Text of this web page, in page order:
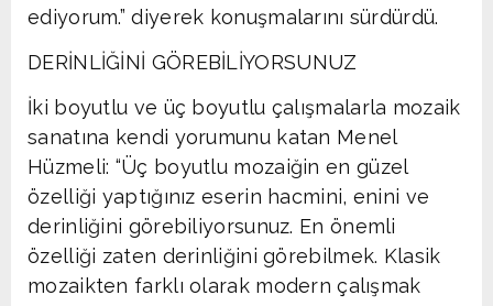
ediyorum.” diyerek konuşmalarını sürdürdü.
DERİNLİĞİNİ GÖREBİLİYORSUNUZ
İki boyutlu ve üç boyutlu çalışmalarla mozaik
sanatına kendi yorumunu katan Menel
Hüzmeli: “Üç boyutlu mozaiğin en güzel
özelliği yaptığınız eserin hacmini, enini ve
derinliğini görebiliyorsunuz. En önemli
özelliği zaten derinliğini görebilmek. Klasik
mozaikten farklı olarak modern çalışmak